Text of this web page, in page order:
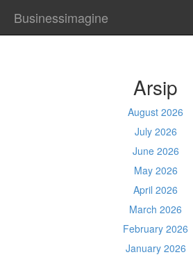
Businessimagine
Arsip
August 2026
July 2026
June 2026
May 2026
April 2026
March 2026
February 2026
January 2026